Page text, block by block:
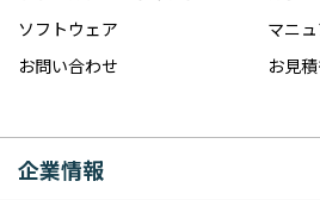
ソフトウェア
マニ
お問い合わせ
お見
企業情報